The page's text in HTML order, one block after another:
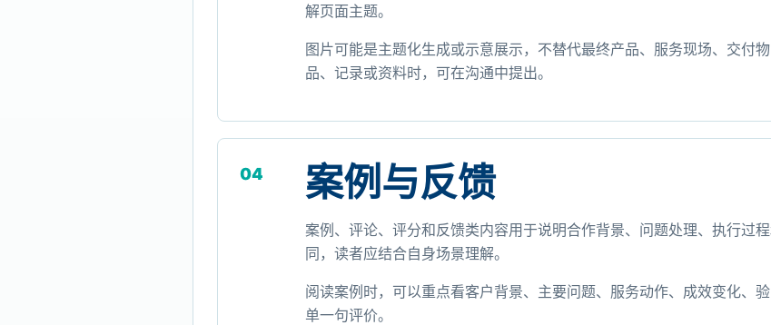
解页面主题。
图片可能是主题化生成或示意展示，不替代最终产品、服务现场、交付
品、记录或资料时，可在沟通中提出。
04 案例与反馈
案例、评论、评分和反馈类内容用于说明合作背景、问题处理、执行过
同，读者应结合自身场景理解。
阅读案例时，可以重点看客户背景、主要问题、服务动作、成效变化、
单一句评价。